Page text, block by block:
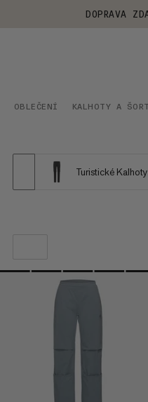
DOPRAVA
OBLEČENÍ
KALHOTY A
Turistické Kalhoty